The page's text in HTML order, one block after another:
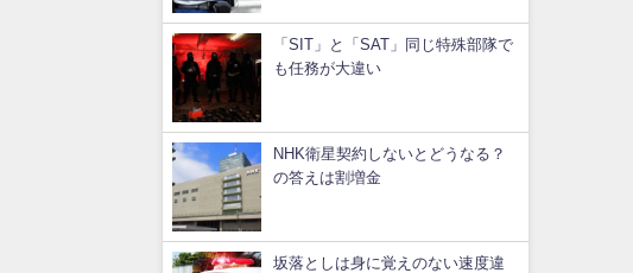
「SIT」と「SAT」同じ特殊部隊で
も任務が大違い
NHK衛星契約しないとどうなる？
の答えは割増金
坂落としは身に覚えのない速度違